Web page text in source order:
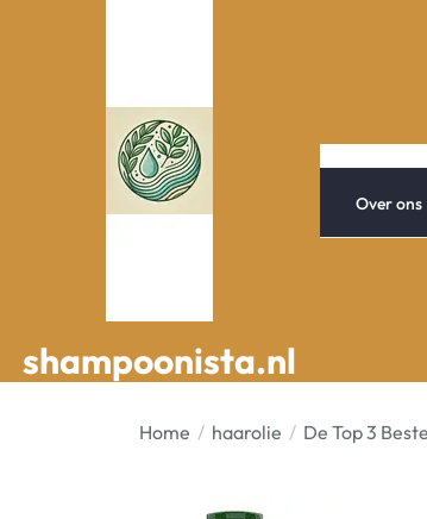
shampoonista.nl
shampoonista.nl
Over ons
Home haarolie De Top 3